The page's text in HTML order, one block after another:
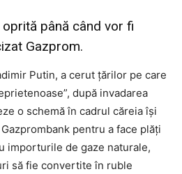
până când vor fi
Gazprom.
Putin, a cerut ţărilor pe care
după invadarea
o schemă în cadrul căreia îşi
pentru a face plăţi
importurile de gaze naturale,
să fie convertite în ruble